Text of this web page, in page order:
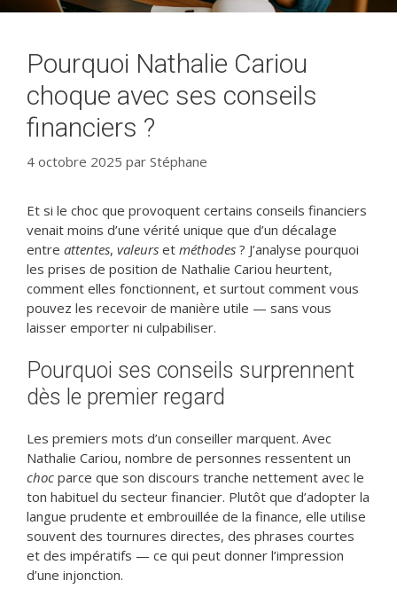
Pourquoi Nathalie Cariou
choque avec ses conseils
financiers ?
4 octobre 2025 par Stéphane
Et si le choc que provoquent certains conseils financiers
venait moins d’une vérité unique que d’un décalage
entre attentes, valeurs et méthodes ? J’analyse pourquoi
les prises de position de Nathalie Cariou heurtent,
comment elles fonctionnent, et surtout comment vous
pouvez les recevoir de manière utile — sans vous
laisser emporter ni culpabiliser.
Pourquoi ses conseils surprennent
dès le premier regard
Les premiers mots d’un conseiller marquent. Avec
Nathalie Cariou, nombre de personnes ressentent un
choc parce que son discours tranche nettement avec le
ton habituel du secteur financier. Plutôt que d’adopter la
langue prudente et embrouillée de la finance, elle utilise
souvent des tournures directes, des phrases courtes
et des impératifs — ce qui peut donner l’impression
d’une injonction.